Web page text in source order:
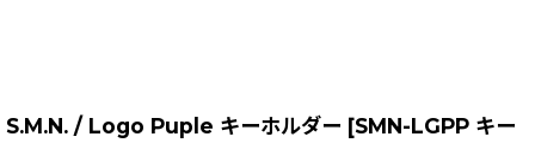
S.M.N. / Logo Puple キーホルダー [SMN-LGPP キー